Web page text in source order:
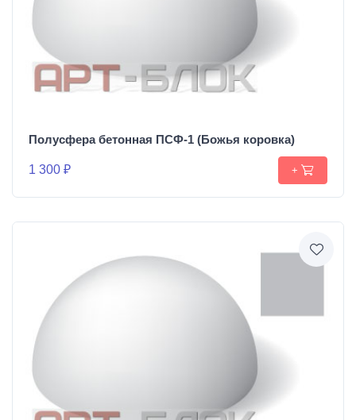
Полусфера бетонная ПСФ-1 (Божья коровка)
1 300 ₽ +